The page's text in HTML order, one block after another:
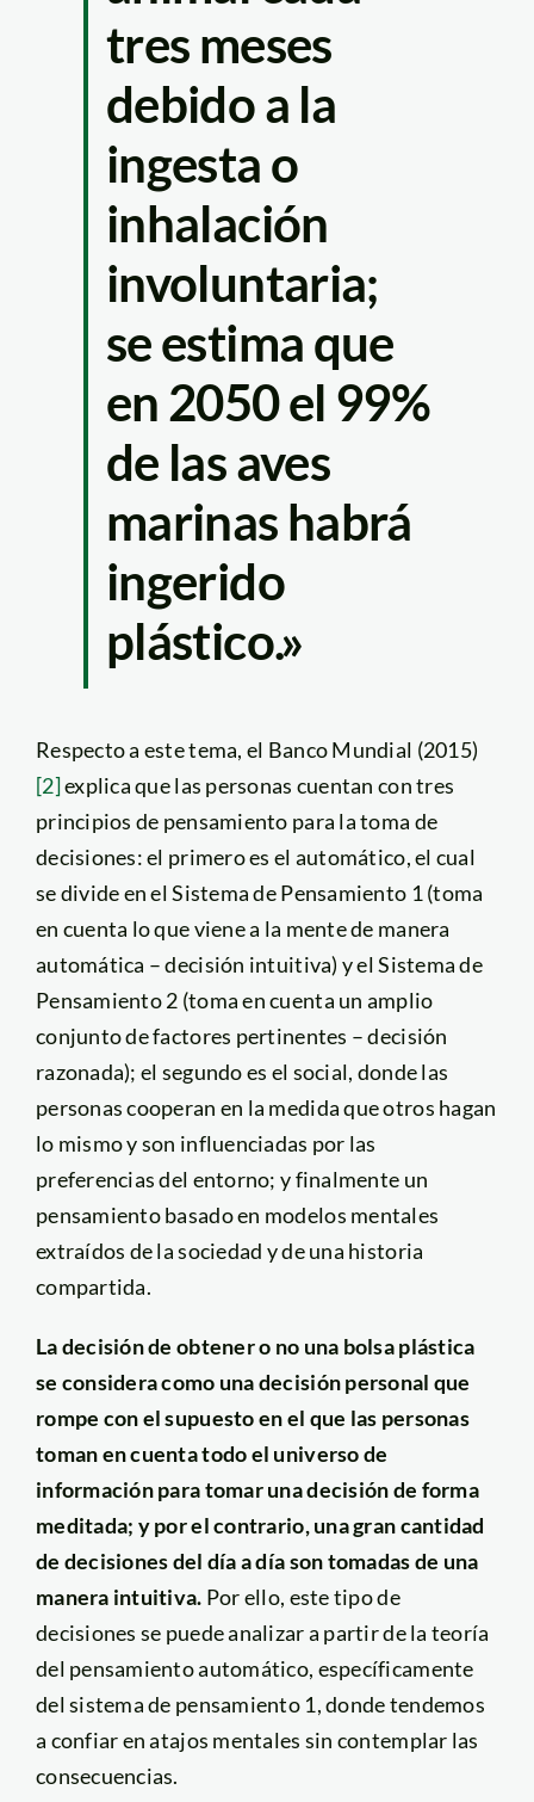
tres meses
debido a la
ingesta o
inhalación
involuntaria;
se estima que
en 2050 el 99%
de las aves
marinas habrá
ingerido
plástico.»
Respecto a este tema, el Banco Mundial (2015)
[2]explica que las personas cuentan con tres
principios de pensamiento para la toma de
decisiones: el primero es el automático, el cual
se divide en el Sistema de Pensamiento 1 (toma
en cuenta lo que viene a la mente de manera
automática – decisión intuitiva) y el Sistema de
Pensamiento 2 (toma en cuenta un amplio
conjunto de factores pertinentes – decisión
razonada); el segundo es el social, donde las
personas cooperan en la medida que otros hagan
lo mismo y son influenciadas por las
preferencias del entorno; y finalmente un
pensamiento basado en modelos mentales
extraídos de la sociedad y de una historia
compartida.
La decisión de obtener o no una bolsa plástica
se considera como una decisión personal que
rompe con el supuesto en el que las personas
toman en cuenta todo el universo de
información para tomar una decisión de forma
meditada; y por el contrario, una gran cantidad
de decisiones del día a día son tomadas de una
manera intuitiva. Por ello, este tipo de
decisiones se puede analizar a partir de la teoría
del pensamiento automático, específicamente
del sistema de pensamiento 1, donde tendemos
a confiar en atajos mentales sin contemplar las
consecuencias.